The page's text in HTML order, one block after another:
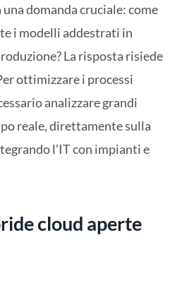
domanda cruciale: come
i modelli addestrati in
La risposta risiede
ottimizzare i processi
analizzare grandi
reale, direttamente sulla
l’IT con impianti e
cloud aperte